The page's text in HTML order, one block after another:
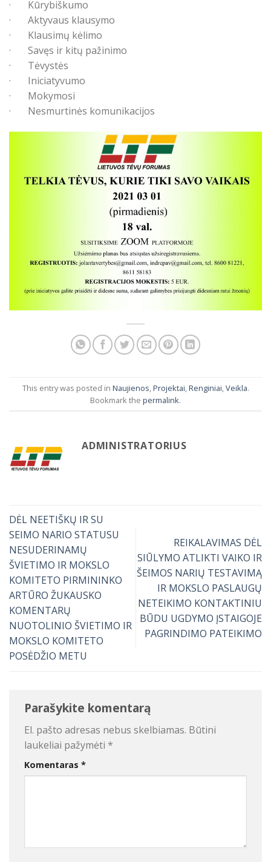
· Kūrybiškumo
· Aktyvaus klausymo
· Klausimų kėlimo
· Savęs ir kitų pažinimo
· Tėvystės
· Iniciatyvumo
· Mokymosi
· Nesmurtinės komunikacijos
This entry was posted in Naujienos Projektai Renginiai Veikla.
Bookmark the permalink.
ADMINISTRATORIUS
DĖL NEETIŠKŲ IR SU
SEIMO NARIO STATUSU
NESUDERINAMŲ
ŠVIETIMO IR MOKSLO
KOMITETO PIRMININKO
ARTŪRO ŽUKAUSKO
KOMENTARŲ
NUOTOLINIO ŠVIETIMO IR
MOKSLO KOMITETO
POSĖDŽIO METU
REIKALAVIMAS DĖL
SIŪLYMO ATLIKTI VAIKO IR
ŠEIMOS NARIŲ TESTAVIMĄ
IR MOKSLO PASLAUGŲ
NETEIKIMO KONTAKTINIU
BŪDU UGDYMO ĮSTAIGOJE
PAGRINDIMO PATEIKIMO
Parašykite komentarą
El. pašto adresas nebus skelbiamas. Būtini
laukeliai pažymėti *
Komentaras *